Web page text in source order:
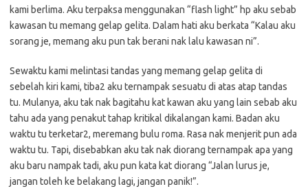
kami berlima. Aku terpaksa menggunakan “flash light” hp aku sebab
kawasan tu memang gelap gelita. Dalam hati aku berkata “Kalau aku
sorang je, memang aku pun tak berani nak lalu kawasan ni”.
Sewaktu kami melintasi tandas yang memang gelap gelita di
sebelah kiri kami, tiba2 aku ternampak sesuatu di atas atap tandas
tu. Mulanya, aku tak nak bagitahu kat kawan aku yang lain sebab aku
tahu ada yang penakut tahap kritikal dikalangan kami. Badan aku
waktu tu terketar2, meremang bulu roma. Rasa nak menjerit pun ada
waktu tu. Tapi, disebabkan aku tak nak diorang ternampak apa yang
aku baru nampak tadi, aku pun kata kat diorang “Jalan lurus je,
jangan toleh ke belakang lagi, jangan panik!”.